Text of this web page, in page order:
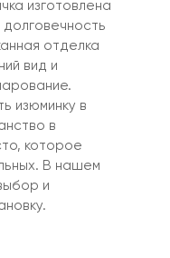
изготовлена
отделка
вид и
изюминку в
в
которое
В нашем
и